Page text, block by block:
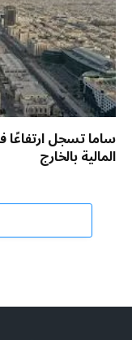
ساما تسجل ارتفاعًا
المالية بالخارج